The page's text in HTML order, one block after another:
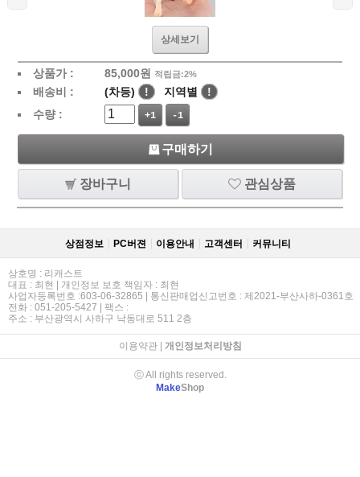
상세보기
상품가 : 85,000원 적립금:2%
배송비 : (차등) ! 지역별
!
수량 :
+1 -1
구매하기
장바구니 관심상품
상점정보 PC버젼 이용안내 고객센터 커뮤니티
상호명 : 리캐스트
대표 : 최현 | 개인정보 보호 책임자 : 최현
사업자등록번호 :603-06-32865 | 통신판매업신고번호 : 제2021-부산사하-0361호
전화 : 051-205-5427 | 팩스 :
주소 : 부산광역시 사하구 낙동대로 511 2층
이용약관| 개인정보처리방침
ⓒ All rights reserved.
MakeShop